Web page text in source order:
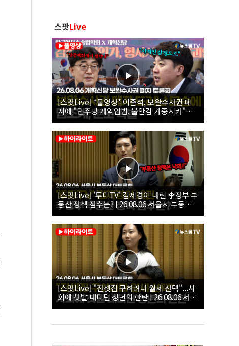
스팟Live
[스팟Live] *풀영상* 이준석, 보완수사권 폐
지에 "민주당 개악입법, 불안감 가중시켜"｜
26.08.06 개혁신당 보완수사권 폐지 토론회
[스팟Live] '투미TV' 김제경이 내린 李정부 부
동산 정책 점수는? | 26.08.06 서울시 부동산
대토론회
[스팟Live] "전셋집 구하려다 월세 선택"...사
회에 첫발 내디딘 청년의 한탄 | 26.08.06 서울
시 부동산 대토론회